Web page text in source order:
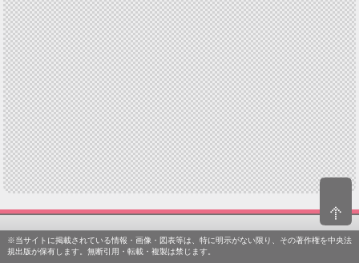
※当サイトに掲載されている情報・画像・図表等は、特に明示がない限り、その著作権を中央法
規出版が保有します。無断引用・転載・複製は禁じます。